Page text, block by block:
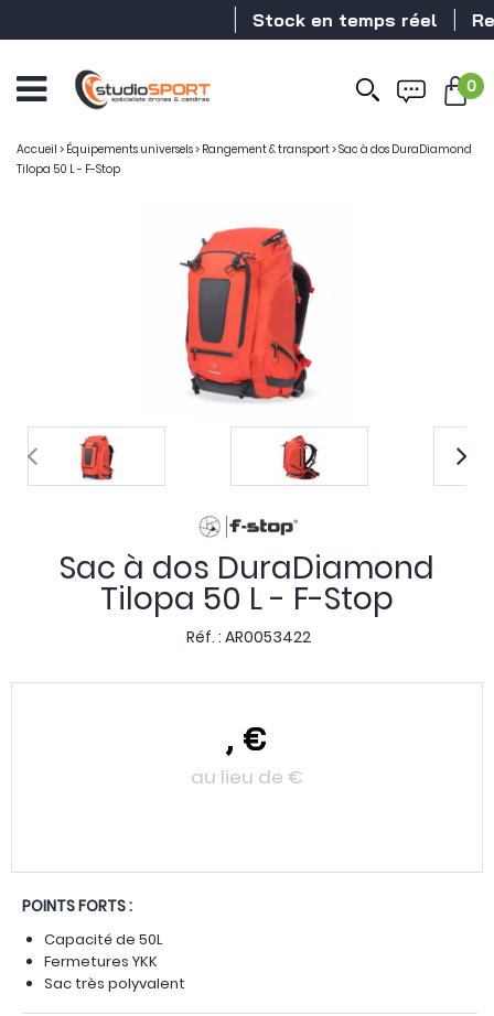
Stock en temps réel
0
Accueil > Équipements universels> Rangement & transport>Sac à dos DuraDiamond
Tilopa 50 L - F-Stop
Sac à dos DuraDiamond
Tilopa 50 L - F-Stop
Réf. : AR0053422
, €
au lieu de €
POINTS FORTS :
Capacité de 50L
Fermetures YKK
Sac très polyvalent